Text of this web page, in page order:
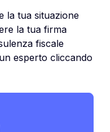
la tua situazione
la tua firma
fiscale
esperto cliccando